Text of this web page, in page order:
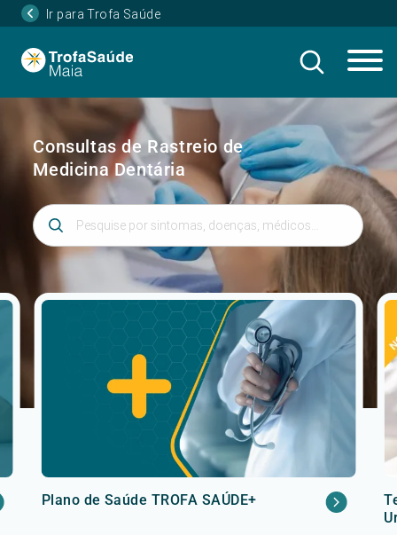
Ir para Trofa Saúde
Consultas de Rastreio de
Medicina Dentária
Introduza 3 ou mais caracteres
Plano de Saúde TROFA SAÚDE+